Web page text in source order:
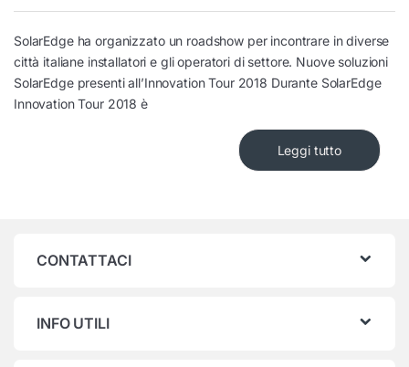
SolarEdge ha organizzato un roadshow per incontrare in diverse
città italiane installatori e gli operatori di settore. Nuove soluzioni
SolarEdge presenti all’Innovation Tour 2018 Durante SolarEdge
Innovation Tour 2018 è
Leggi tutto
CONTATTACI
INFO UTILI